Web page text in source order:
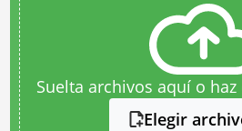
Suelta archivos aquí o
Elegir